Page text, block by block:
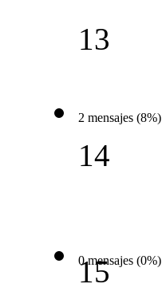
13
2 mensajes (8%)
14
0 mensajes (0%)
15